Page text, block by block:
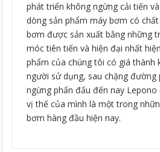
phát triển không ngừng cải tiến
dòng sản phẩm máy bơm có
bơm được sản xuất bằng những
móc tiên tiến và hiện đại nhất
phẩm của chúng tôi có giá thành
người sử dụng, sau chặng đường
ngừng phấn đấu đến nay
vị thế của mình là một trong
bơm hàng đầu hiện nay.